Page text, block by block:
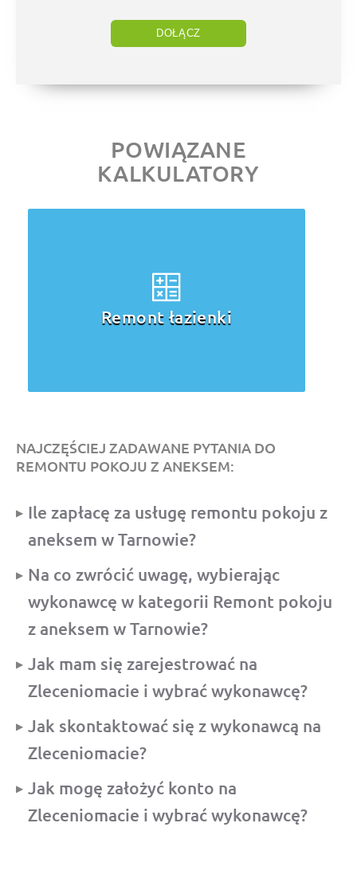
DOŁĄCZ
POWIĄZANE
KALKULATORY
Remont łazienki
NAJCZĘŚCIEJ ZADAWANE PYTANIA DO
REMONTU POKOJU Z ANEKSEM:
Ile zapłacę za usługę remontu pokoju z
aneksem w Tarnowie?
Na co zwrócić uwagę, wybierając
wykonawcę w kategorii Remont pokoju
z aneksem w Tarnowie?
Jak mam się zarejestrować na
Zleceniomacie i wybrać wykonawcę?
Jak skontaktować się z wykonawcą na
Zleceniomacie?
Jak mogę założyć konto na
Zleceniomacie i wybrać wykonawcę?